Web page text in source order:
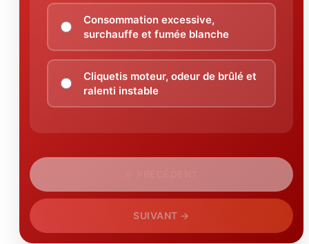
Consommation excessive,
surchauffe et fumée blanche
Cliquetis moteur, odeur de brûlé et
ralenti instable
SUIVANT →